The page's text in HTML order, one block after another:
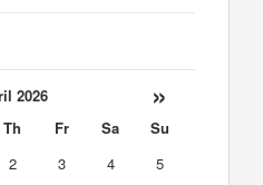
2026 »
Th Fr Sa
Su
2 3 4
5